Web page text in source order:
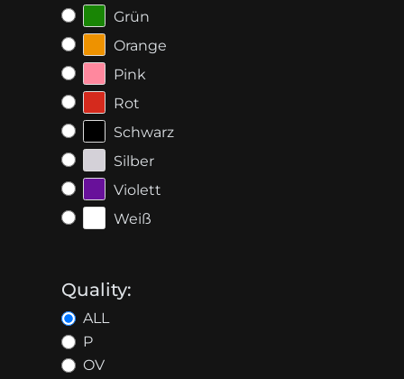
Grün
Orange
Pink
Rot
Schwarz
Silber
Violett
Weiß
Quality:
ALL
P
OV